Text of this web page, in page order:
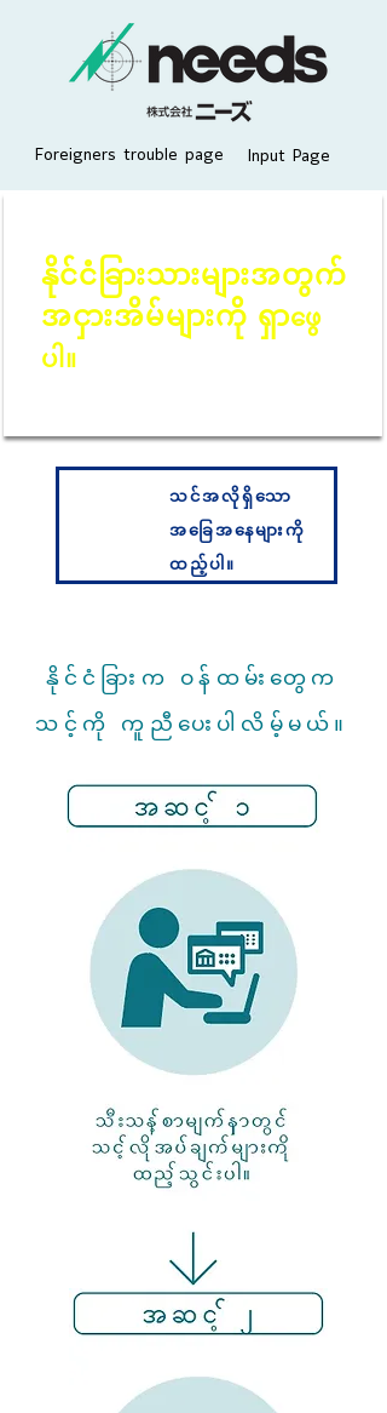
Foreigners trouble page Input Page
နိုင်ငံခြားသားများအတွက်
အငှားအိမ်များကို ရှာဖွေ
ပါ။
သင်အလိုရှိသော
အခြေအနေများကို
ထည့်ပါ။
နိုင်ငံခြားက ဝန်ထမ်းတွေက
သင့်ကို ကူညီပေးပါလိမ့်မယ်။